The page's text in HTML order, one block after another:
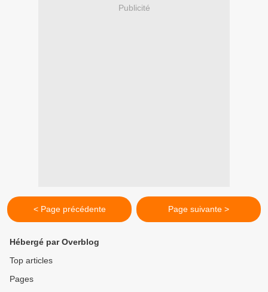
Publicité
< Page précédente Page suivante >
Hébergé par Overblog
Top articles
Pages